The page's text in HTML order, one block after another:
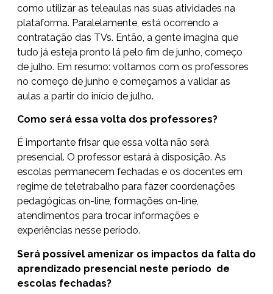
como utilizar as teleaulas nas suas atividades na
plataforma. Paralelamente, está ocorrendo a
contratação das TVs. Então, a gente imagina que
tudo já esteja pronto lá pelo fim de junho, começo
de julho. Em resumo: voltamos com os professores
no começo de junho e começamos a validar as
aulas a partir do início de julho.
Como será essa volta dos professores?
É importante frisar que essa volta não será
presencial. O professor estará à disposição. As
escolas permanecem fechadas e os docentes em
regime de teletrabalho para fazer coordenações
pedagógicas on-line, formações on-line,
atendimentos para trocar informações e
experiências nesse período.
Será possível amenizar os impactos da falta do
aprendizado presencial neste período de
escolas fechadas?